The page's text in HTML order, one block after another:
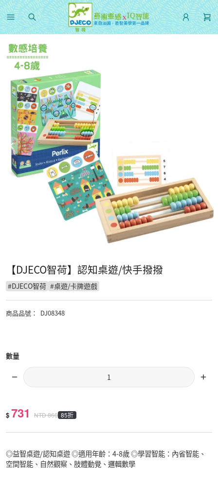
【DJECO智荷】認知桌遊/快手撥撥
#DJECO智荷 #桌遊/卡牌遊戲
商品品號 ： DJ08348
數量
$ 731 NTD860 85折
◎益智桌遊/認知桌遊 ◎適用年齡：4-8歲 ◎學習智能：內省智能、
空間智能、自然觀察、肢體動覺、邏輯數學